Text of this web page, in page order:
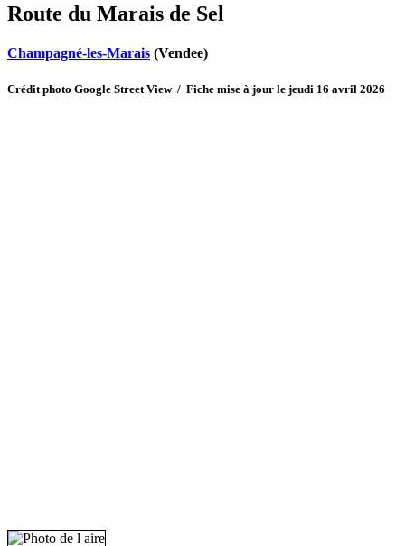
Route du Marais de Sel
Champagné-les-Marais (Vendee)
Crédit photo Google Street View / Fiche mise à jour le jeudi 16 avril 2026